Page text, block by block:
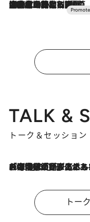
2026.7.10
NEW OPEN！【界 草津】名湯の地に誕生。趣の異なる2種の温泉と上州ならではの会席・蕎麦割烹など美食を味わう究極の癒やし旅
TALK &
トーク＆セッション
2026.8.3
「今後値上げがあるとすれば…」「リスクがあるのは今年の冬」エネルギー専門家が語る、ホルムズ海峡封鎖が家庭にもたらす“ある心配”
トー